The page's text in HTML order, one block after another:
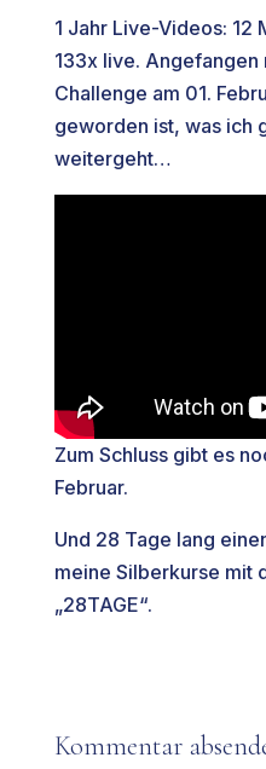
1 Jahr Live-Videos: 12
133x live. Angefangen
Challenge am 01.
geworden ist, was ich
weitergeht…
Zum Schluss gibt es
Februar.
Und 28 Tage lang
meine Silberkurse mit
„28TAGE“.
Kommentar